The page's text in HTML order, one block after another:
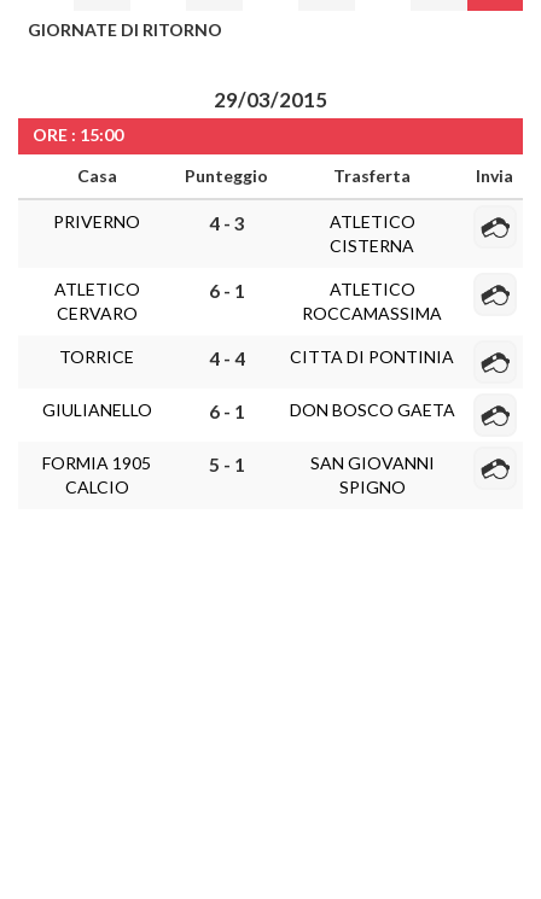
GIORNATE DI RITORNO
29/03/2015
ORE : 15:00
Casa
Punteggio Trasferta Invia
PRIVERNO 4 - 3
ATLETICO
CISTERNA
ATLETICO
CERVARO
6 - 1
ATLETICO
ROCCAMASSIMA
TORRICE 4 - 4 CITTA DI PONTINIA
GIULIANELLO 6 - 1 DON BOSCO GAETA
FORMIA 1905
CALCIO
5 - 1
SAN GIOVANNI
SPIGNO